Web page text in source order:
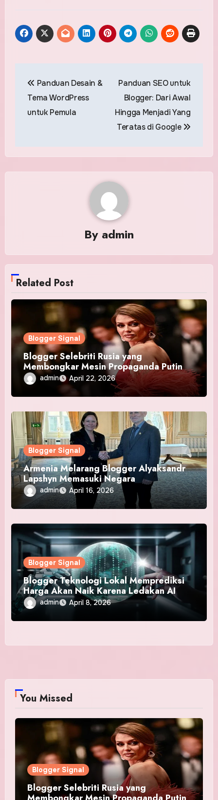
navigation
Panduan Desain &
Tema WordPress
untuk Pemula
Panduan SEO untuk
Blogger: Dari Awal
Hingga Menjadi Yang
Teratas di Google
By admin
Related Post
Blogger Signal
Blogger Selebriti Rusia yang
Membongkar Mesin Propaganda Putin
admin April 22, 2026
Blogger Signal
Armenia Melarang Blogger Alyaksandr
Lapshyn Memasuki Negara
admin April 16, 2026
Blogger Signal
Blogger Teknologi Lokal Memprediksi
Harga Akan Naik Karena Ledakan AI
admin April 8, 2026
You Missed
Blogger Signal
Blogger Selebriti Rusia yang